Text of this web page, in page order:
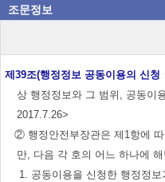
조문정보
제39조(행정정보 공동이용의 신청
상 행정정보와 그 범위, 공동이
2017.7.26>
② 행정안전부장관은 제1항에 따
만, 다음 각 호의 어느 하나에
1. 공동이용을 신청한 행정정